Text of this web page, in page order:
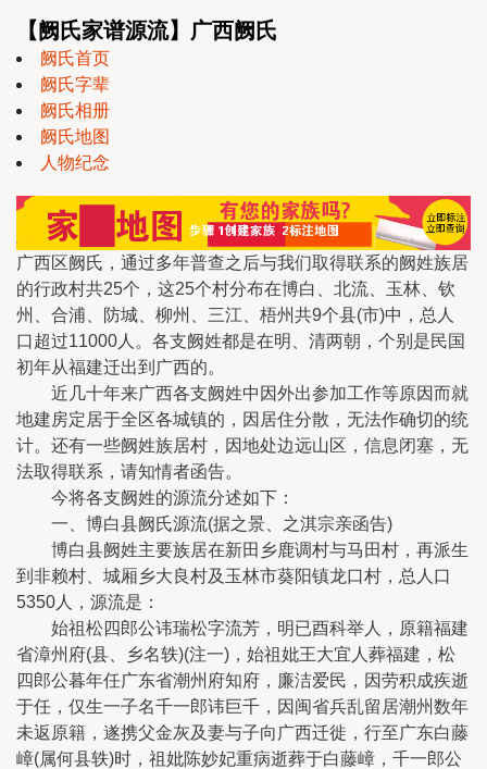
【阙氏家谱源流】广西阙氏
阙氏首页
阙氏字辈
阙氏相册
阙氏地图
人物纪念
广西区阙氏，通过多年普查之后与我们取得联系的阙姓族居
的行政村共25个，这25个村分布在博白、北流、玉林、钦
州、合浦、防城、柳州、三江、梧州共9个县(市)中，总人
口超过11000人。各支阙姓都是在明、清两朝，个别是民国
初年从福建迁出到广西的。
近几十年来广西各支阙姓中因外出参加工作等原因而就
地建房定居于全区各城镇的，因居住分散，无法作确切的统
计。还有一些阙姓族居村，因地处边远山区，信息闭塞，无
法取得联系，请知情者函告。
今将各支阙姓的源流分述如下：
一、博白县阙氏源流(据之景、之淇宗亲函告)
博白县阙姓主要族居在新田乡鹿调村与马田村，再派生
到非赖村、城厢乡大良村及玉林市葵阳镇龙口村，总人口
5350人，源流是：
始祖松四郎公讳瑞松字流芳，明已酉科举人，原籍福建
省漳州府(县、乡名轶)(注一)，始祖妣王大宜人葬福建，松
四郎公暮年任广东省潮州府知府，廉洁爱民，因劳积成疾逝
于任，仅生一子名千一郎讳巨千，因闽省兵乱留居潮州数年
未返原籍，遂携父金灰及妻与子向广西迁徙，行至广东白藤
嶂(属何县轶)时，祖妣陈妙妃重病逝葬于白藤嶂，千一郎公